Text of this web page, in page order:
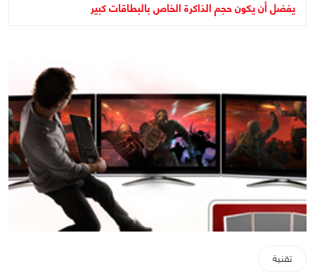
يفضل أن يكون حجم الذاكرة الخاص بالبطاقات كبير
تقنية